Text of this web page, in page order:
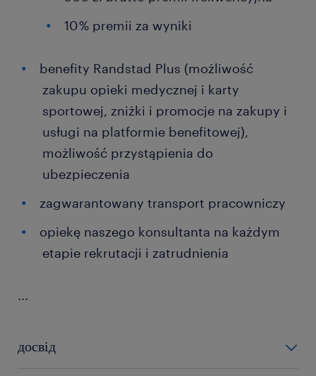
10 % premii za wyniki
benefity Randstad Plus (możliwość
zakupu opieki medycznej i karty
sportowej, zniżki i promocje na zakupy i
usługi na platformie benefitowej),
możliwość przystąpienia do
ubezpieczenia
zagwarantowany transport pracowniczy
opiekę naszego konsultanta na każdym
etapie rekrutacji i zatrudnienia
...
досвід